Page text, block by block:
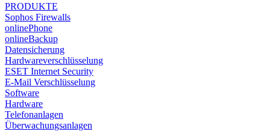
PRODUKTE
Sophos Firewalls
onlinePhone
onlineBackup
Datensicherung
Hardwareverschlüsselung
ESET Internet Security
E-Mail Verschlüsselung
Software
Hardware
Telefonanlagen
Überwachungsanlagen